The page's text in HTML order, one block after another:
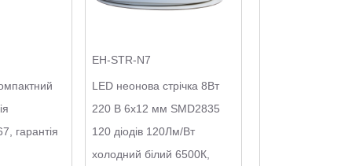
гарантія
EH-STR-N7
LED неонова стрічка 8Вт
220 В 6х12 мм SMD2835
120 діодів 120Лм/Вт
холодний білий 6500К,